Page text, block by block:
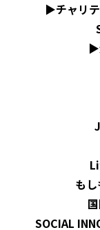
▶︎チャリ
▶︎
もし
SOCIAL